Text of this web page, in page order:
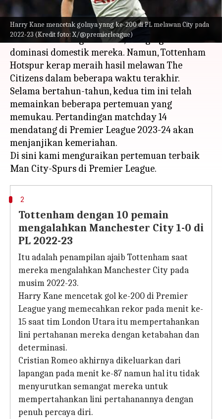
Harry Kane mencetak golnya yang ke-200 di PL melawan City pada
2022-23 (Kredit foto: X/@premierleague)
Apa ceritanya
Manchester City adalah tim yang harus
dikalahkan di Liga Premier, mengingat
dominasi domestik mereka. Namun, Tottenham
Hotspur kerap meraih hasil melawan The
Citizens dalam beberapa waktu terakhir.
Selama bertahun-tahun, kedua tim ini telah
memainkan beberapa pertemuan yang
memukau. Pertandingan matchday 14
mendatang di Premier League 2023-24 akan
menjanjikan kemeriahan.
Di sini kami menguraikan pertemuan terbaik
2
Tottenham dengan 10 pemain
mengalahkan Manchester City 1-0 di
PL 2022-23
Itu adalah penampilan ajaib Tottenham saat
mereka mengalahkan Manchester City pada
musim 2022-23.
Harry Kane mencetak gol ke-200 di Premier
League yang memecahkan rekor pada menit ke-
15 saat tim London Utara itu mempertahankan
lini pertahanan mereka dengan ketabahan dan
determinasi.
Cristian Romeo akhirnya dikeluarkan dari
lapangan pada menit ke-87 namun hal itu tidak
menyurutkan semangat mereka untuk
mempertahankan lini pertahanannya dengan
penuh percaya diri.